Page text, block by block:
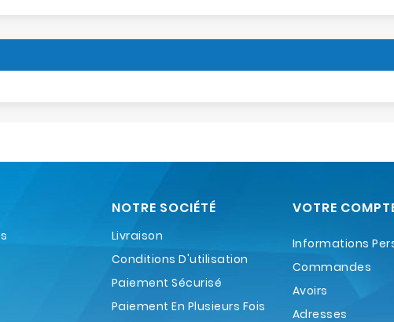
NOTRE SOCIÉTÉ
Livraison
Conditions D'utilisation
Paiement Sécurisé
Paiement En Plusieurs Fois
VOTRE
Informations
Commandes
Avoirs
Adresses